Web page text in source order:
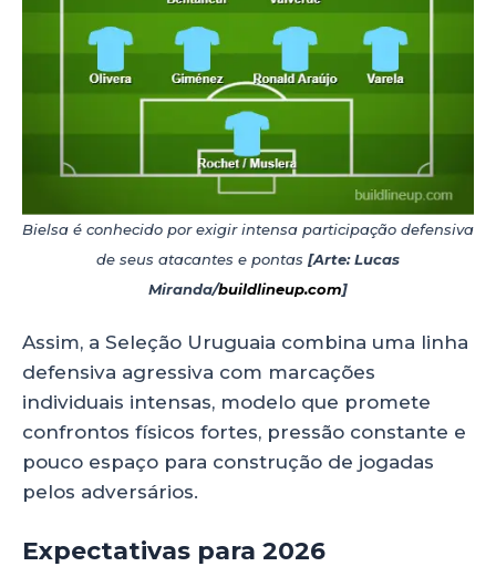
Bielsa é conhecido por exigir intensa participação defensiva
de seus atacantes e pontas [Arte: Lucas
Miranda/buildlineup.com]
Assim, a Seleção Uruguaia combina uma linha
defensiva agressiva com marcações
individuais intensas, modelo que promete
confrontos físicos fortes, pressão constante e
pouco espaço para construção de jogadas
pelos adversários.
Expectativas para 2026